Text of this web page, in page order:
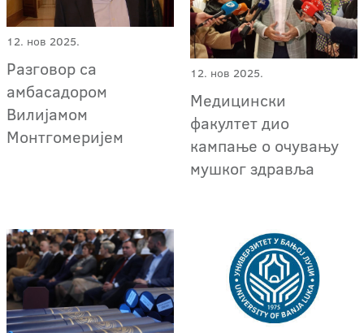
12. нов 2025.
Разговор са
амбасадором
Вилијамом
Монтгомеријем
12. нов 2025.
Медицински
факултет дио
кампање о очувању
мушког здравља